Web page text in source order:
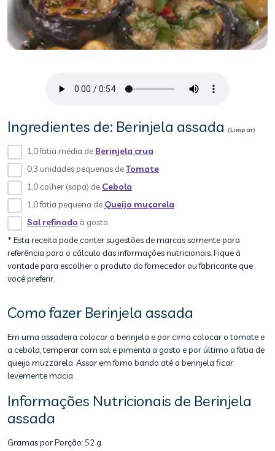
Ingredientes de: Berinjela assada (Limpar)
1,0 fatia média de Berinjela crua
0,3 unidades pequenas deTomate
1,0 colher (sopa) de Cebola
1,0 fatia pequena de Queijo muçarela
Sal refinado à gosto
* Esta receita pode conter sugestões de marcas somente para
referência para o cálculo das informações nutricionais. Fique à
vontade para escolher o produto do fornecedor ou fabricante que
você preferir.
Como fazer Berinjela assada
Em uma assadeira colocar a berinjela e por cima colocar o tomate e
a cebola, temperar com sal e pimenta a gosto e por último a fatia de
queijo muzzarela. Assar em forno bando até a berinjela ficar
levemente macia.
Informações Nutricionais de Berinjela
assada
Gramas por Porção:52 g